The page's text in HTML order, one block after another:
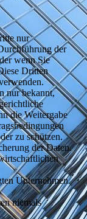
nur
der
wenn Sie
Dritten
nur bekannt,
die Weitergabe
zu schützen.
der Daten.
Unternehmen
niemals